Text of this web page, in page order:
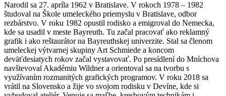
Narodil sa 27. apríla 1962 v Bratislave. V rokoch 1978 – 1982
študoval na Škole umeleckého priemyslu v Bratislave, odbor
rezbárstvo. V roku 1982 opustil rodisko a emigroval do Nemecka,
kde sa usadil v meste Bayreuth. Tu začal pracovať ako reklamný
grafik i ako reštaurátor na Bayreuthskej univerzite. Stal sa členom
umeleckej výtvarnej skupiny Art Schmiede a koncom
deväťdesiatych rokov začal vystavovať. Po presídlení do Mníchova
navštevoval Akadémiu Wildner a orientoval sa na tvorbu s
využívaním rozmanitých grafických programov. V roku 2018 sa
vrátil na Slovensko a žije vo svojom rodisku v Devíne, kde si